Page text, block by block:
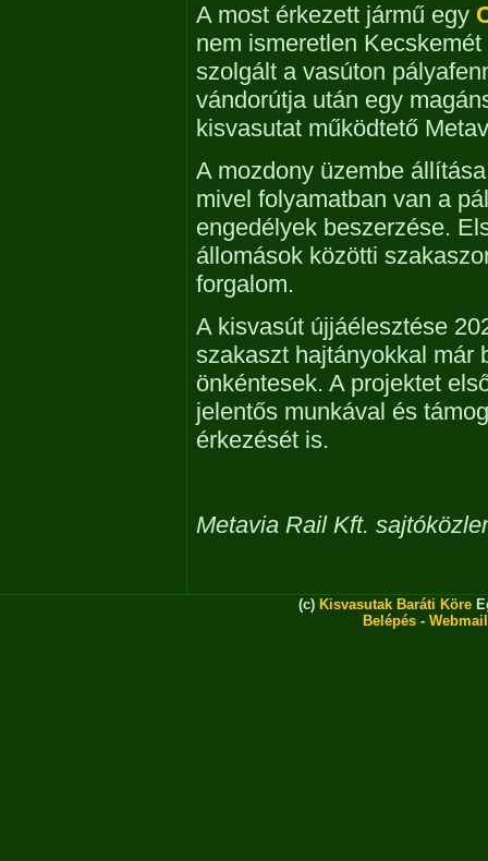
A most érkezett jármű egy
nem ismeretlen
szolgált a vasúton
vándorútja után egy
kisvasutat működtető
A mozdony üzembe
mivel folyamatban van a
engedélyek beszerzése.
állomások közötti
forgalom.
A kisvasút újjáélesztése
szakaszt hajtányokkal már
önkéntesek. A projektet
jelentős munkával és
érkezését is.
Metavia Rail Kft.
(c) Kisvasutak Baráti Köre
Belépés - Webmail